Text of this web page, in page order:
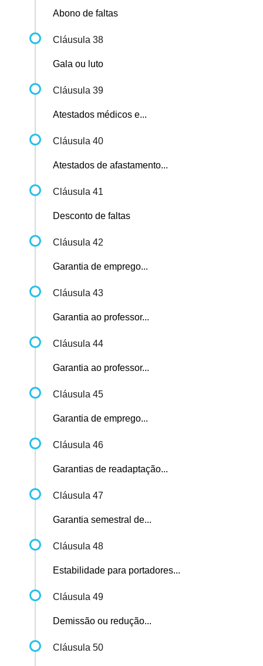
Abono de faltas
Cláusula 38
Gala ou luto
Cláusula 39
Atestados médicos e...
Cláusula 40
Atestados de afastamento...
Cláusula 41
Desconto de faltas
Cláusula 42
Garantia de emprego...
Cláusula 43
Garantia ao professor...
Cláusula 44
Garantia ao professor...
Cláusula 45
Garantia de emprego...
Cláusula 46
Garantias de readaptação...
Cláusula 47
Garantia semestral de...
Cláusula 48
Estabilidade para portadores...
Cláusula 49
Demissão ou redução...
Cláusula 50